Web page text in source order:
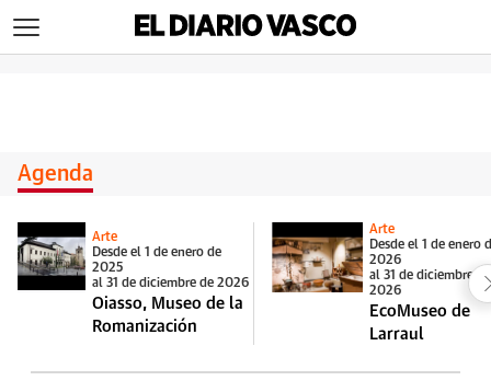
Agenda
Arte
Desde el 1 de enero de
2025
al 31 de diciembre de 2026
Oiasso, Museo de la
Romanización
Arte
Desde el 1 de enero
2026
al 31 de diciembre de
2026
EcoMuseo de
Larraul